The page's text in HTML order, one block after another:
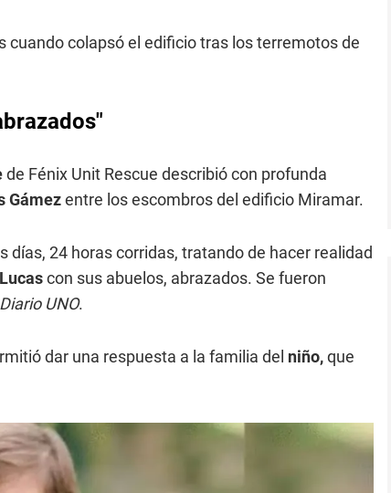
cuando colapsó el edificio tras los terremotos de
de Fénix Unit Rescue describió con profunda
Gámezentre los escombros del edificio Miramar.
24 horas corridas, tratando de hacer realidad
Lucascon sus abuelos, abrazados. Se fueron
Diario UNO.
dar una respuesta a la familia del niño,que